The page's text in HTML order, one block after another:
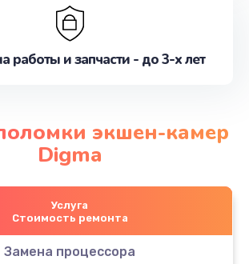
работы и запчасти - до 3-х лет
экшен-камер
Digma
Услуга
Стоимость ремонта
Замена процессора